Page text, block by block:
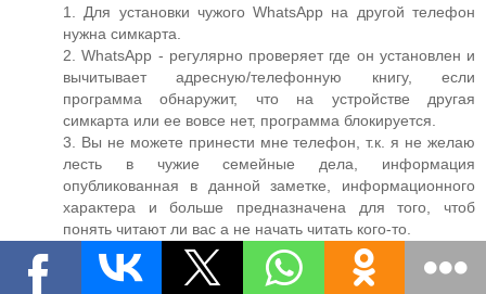
1. Для установки чужого WhatsApp на другой телефон
нужна симкарта.
2. WhatsApp - регулярно проверяет где он установлен и
вычитывает адресную/телефонную книгу, если
программа обнаружит, что на устройстве другая
симкарта или ее вовсе нет, программа блокируется.
3. Вы не можете принести мне телефон, т.к. я не желаю
лесть в чужие семейные дела, информация
опубликованная в данной заметке, информационного
характера и больше предназначена для того, чтоб
понять читают ли вас а не начать читать кого-то.
4. Архив переписки не восстановиться в случае если его
нет на самом устройстве или он синхронизирован с